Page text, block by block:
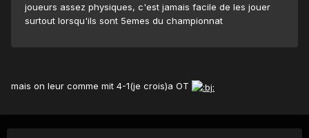
joueurs assez physiques, c'est jamais facile de les jouer
surtout lorsqu'ils sont 5emes du championnat
mais on leur comme mit 4-1(je crois)a OT